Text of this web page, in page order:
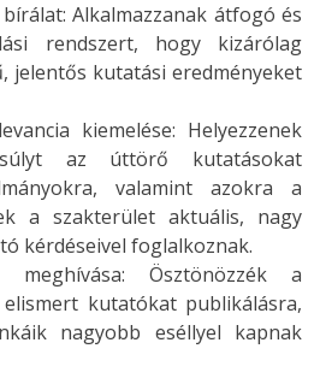
Alkalmazzanak átfogó és
rendszert, hogy kizárólag
jelentős kutatási eredményeket
kiemelése: Helyezzenek
az úttörő kutatásokat
valamint azokra a
a szakterület aktuális, nagy
kérdéseivel foglalkoznak.
meghívása: Ösztönözzék a
kutatókat publikálásra,
nagyobb eséllyel kapnak